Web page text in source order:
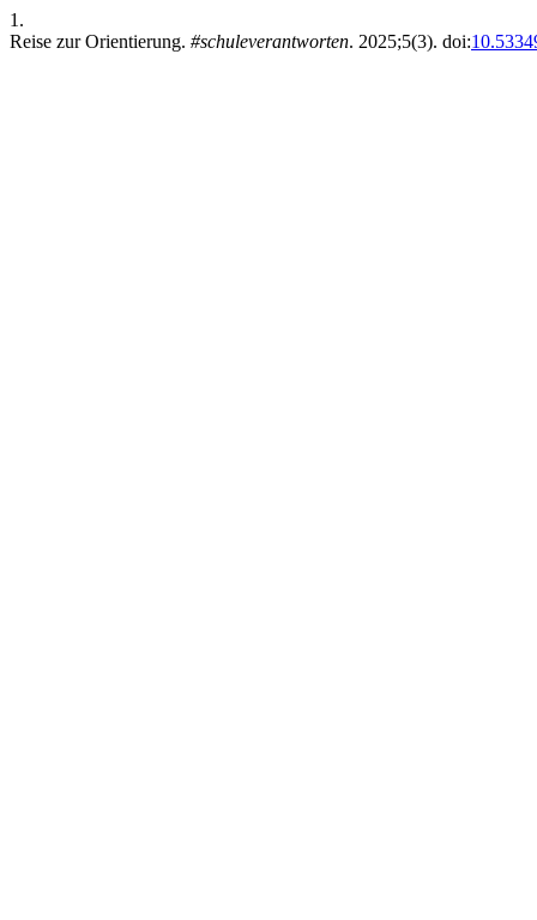
1.
Reise zur Orientierung. #schuleverantworten. 2025;5(3). doi: